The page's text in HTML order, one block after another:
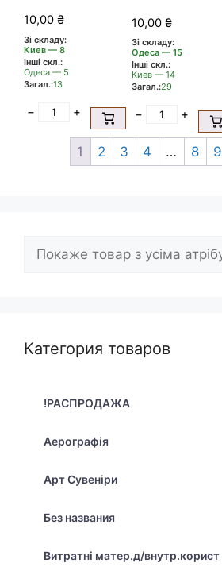
10,00 ₴
Зі складу:
Киев — 8
Інші скл.:
Одеса — 5
Загал.:13
− +
10,00 ₴
Зі складу:
Одеса — 15
Інші скл.:
Киев — 14
Загал.:29
− +
1 2 3 4 … 8 9
Пошук
Категория товаров
!РАСПРОДАЖА
Аерографія
Арт Сувеніри
Без названия
Витратні матер.д/внутр.корист